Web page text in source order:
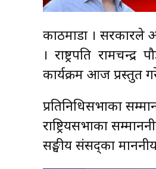
काठमाडौँ । सरकारले
। राष्ट्रपति
कार्यक्रम आज प्रस्तुत
प्रतिनिधिसभाका
राष्ट्रियसभाका
सङ्घीय संसद्का